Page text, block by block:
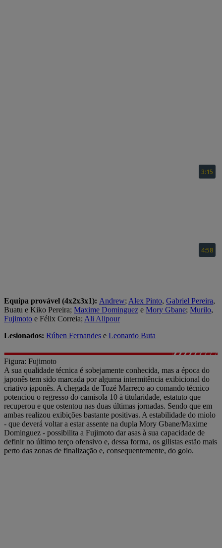
Equipa provável (4x2x3x1): Andrew; Alex Pinto, Gabriel Pereira,
Buatu e Kiko Pereira; Maxime Dominguez e Mory Gbane; Murilo,
Fujimoto e Félix Correia; Ali Alipour
Lesionados: Rúben Fernandes e Leonardo Buta
Figura: Fujimoto
A sua qualidade técnica é sobejamente conhecida, mas a época do
japonês tem sido marcada por alguma intermitência exibicional do
criativo japonês. A chegada de Tozé Marreco ao comando técnico
potenciou o regresso do camisola 10 à titularidade, estatuto que
recuperou e que ostentou nas duas últimas jornadas. Sendo que em
ambas realizou exibições bastante positivas. A estabilidade do miolo
- que deverá voltar a estar assente na dupla Mory Gbane/Maxime
Dominguez - possibilita a Fujimoto dar asas à sua capacidade de
definir no último terço ofensivo e, dessa forma, os gilistas estão mais
perto das zonas de finalização e, consequentemente, do golo.